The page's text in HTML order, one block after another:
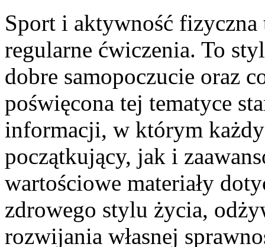
Sport i aktywność
regularne ćwiczenia. To
dobre samopoczucie oraz
poświęcona tej tematyce
informacji, w którym
początkujący, jak i
wartościowe materiały
zdrowego stylu życia,
rozwijania własnej